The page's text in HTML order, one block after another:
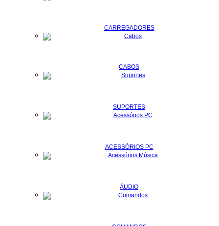
CARREGADORES
CABOS
SUPORTES
ACESSÓRIOS PC
ÁUDIO